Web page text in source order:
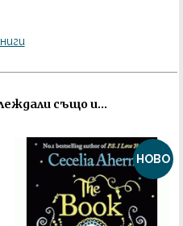
също и...
НОВО